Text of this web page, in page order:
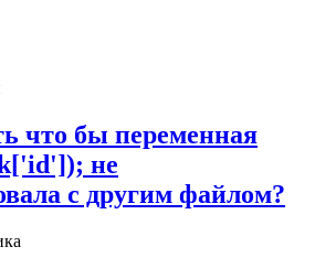
что бы переменная
не
с другим файлом?